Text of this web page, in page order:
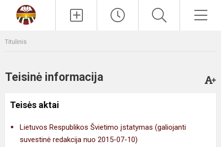
Titulinis
Teisinė informacija
Teisės aktai
Lietuvos Respublikos Švietimo įstatymas (galiojanti
suvestinė redakcija nuo 2015-07-10)